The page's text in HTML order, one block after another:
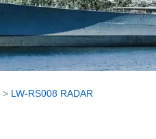
LW-RS008 RADAR